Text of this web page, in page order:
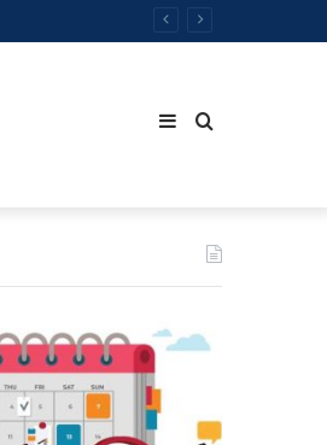
Rechercher
Sidebar
(barre